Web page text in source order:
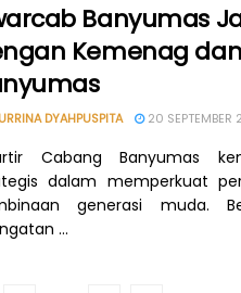
Banyumas
Kemenag
DYAHPUSPITA 20 SEPTEMBER
Cabang Banyumas
dalam memperkuat
generasi muda.
...